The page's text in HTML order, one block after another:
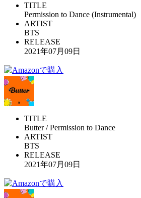
TITLE
Permission to Dance (Instrumental)
ARTIST
BTS
RELEASE
2021年07月09日
TITLE
Butter / Permission to Dance
ARTIST
BTS
RELEASE
2021年07月09日